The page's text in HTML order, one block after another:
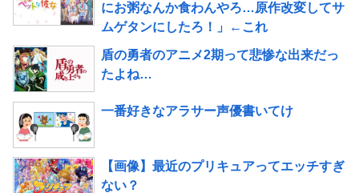
にお粥なんか食わんやろ…原作改変してサ
ムゲタンにしたろ！」←これ
盾の勇者のアニメ2期って悲惨な出来だっ
たよね…
一番好きなアラサー声優書いてけ
【画像】最近のプリキュアってエッチすぎ
ない？